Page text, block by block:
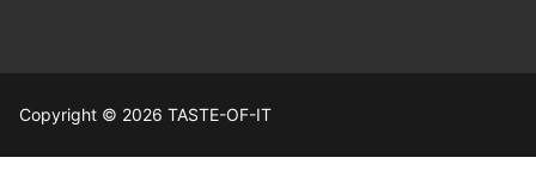
Copyright © 2026 TASTE-OF-IT